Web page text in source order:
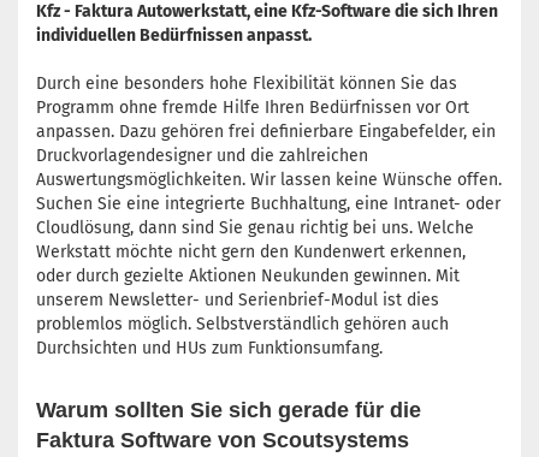
Kfz - Faktura Autowerkstatt, eine Kfz-Software die sich Ihren
individuellen Bedürfnissen anpasst.
Durch eine besonders hohe Flexibilität können Sie das
Programm ohne fremde Hilfe Ihren Bedürfnissen vor Ort
anpassen. Dazu gehören frei definierbare Eingabefelder, ein
Druckvorlagendesigner und die zahlreichen
Auswertungsmöglichkeiten. Wir lassen keine Wünsche offen.
Suchen Sie eine integrierte Buchhaltung, eine Intranet- oder
Cloudlösung, dann sind Sie genau richtig bei uns. Welche
Werkstatt möchte nicht gern den Kundenwert erkennen,
oder durch gezielte Aktionen Neukunden gewinnen. Mit
unserem Newsletter- und Serienbrief-Modul ist dies
problemlos möglich. Selbstverständlich gehören auch
Durchsichten und HUs zum Funktionsumfang.
Warum sollten Sie sich gerade für die
Faktura Software von Scoutsystems